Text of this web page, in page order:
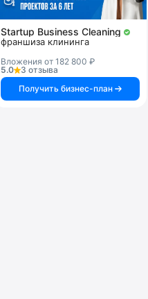
Startup Business Cleaning
франшиза клининга
Вложения от 182 800 ₽
5.0
3 отзыва
Получить бизнес-план